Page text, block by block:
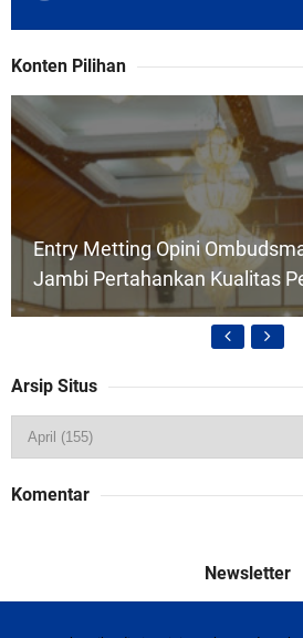
Konten Pilihan
Entry Metting Opini
Jambi Pertahankan Kualitas
Investasi di Kab Tebo Mampu
Arsip Situs
Komentar